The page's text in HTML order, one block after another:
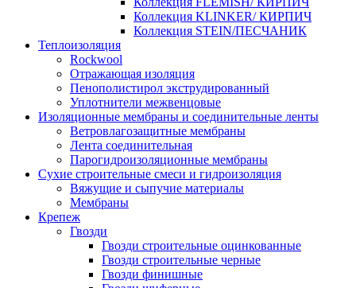
Коллекция KLINKER/ КИРПИЧ
Коллекция STEIN/ПЕСЧАНИК
Теплоизоляция
Rockwool
Отражающая изоляция
Пенополистирол экструдированный
Уплотнители межвенцовые
Изоляционные мембраны и соединительные ленты
Ветровлагозащитные мембраны
Лента соединительная
Парогидроизоляционные мембраны
Сухие строительные смеси и гидроизоляция
Вяжущие и сыпучие материалы
Мембраны
Крепеж
Гвозди
Гвозди строительные оцинкованные
Гвозди строительные черные
Гвозди финишные